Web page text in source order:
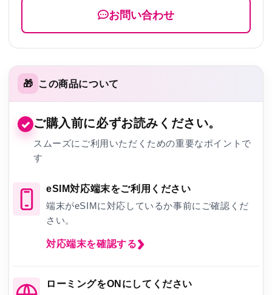
お問い合わせ
🎁 この商品について
✓ ご購入前に必ずお読みください。
スムーズにご利用いただくための重要なポイントで
す
eSIM対応端末をご利用ください
端末がeSIMに対応しているか事前にご確認くだ
さい。
対応端末を確認する
ローミングをONにしてください